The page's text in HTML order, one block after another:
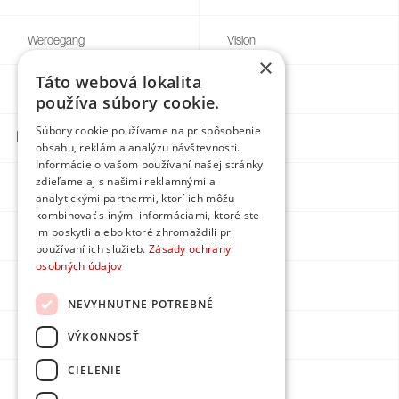
Werdegang
Blog
Vision
Kontakte
Facebook
Instagram
Youtube
×
Táto webová lokalita
používa súbory cookie.
Súbory cookie používame na prispôsobenie
obsahu, reklám a analýzu návštevnosti.
Informácie o vašom používaní našej stránky
zdieľame aj s našimi reklamnými a
analytickými partnermi, ktorí ich môžu
kombinovať s inými informáciami, ktoré ste
im poskytli alebo ktoré zhromaždili pri
používaní ich služieb. Zásady ochrany
osobných údajov
NEVYHNUTNE POTREBNÉ
VÝKONNOSŤ
CIELENIE